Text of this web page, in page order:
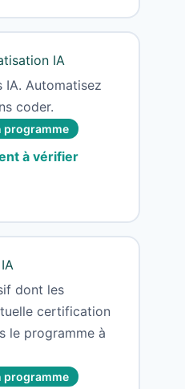
IA
IA. Automatisez
coder.
programme
à vérifier
dont les
certification
le programme à
programme